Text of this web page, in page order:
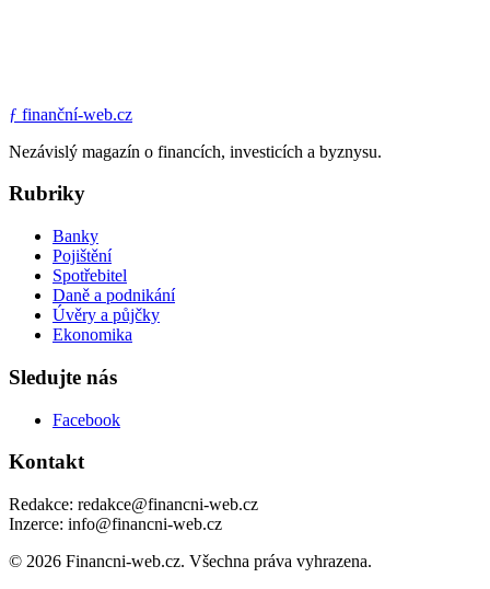
ƒ finanční-web.cz
Nezávislý magazín o financích, investicích a byznysu.
Rubriky
Banky
Pojištění
Spotřebitel
Daně a podnikání
Úvěry a půjčky
Ekonomika
Sledujte nás
Facebook
Kontakt
Redakce: redakce@financni-web.cz
Inzerce: info@financni-web.cz
© 2026 Financni-web.cz. Všechna práva vyhrazena.